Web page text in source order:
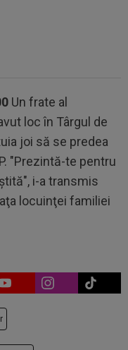
Un frate al
loc în Târgul de
joi să se predea
"Prezintă-te pentru
i-a transmis
locuinţei familiei